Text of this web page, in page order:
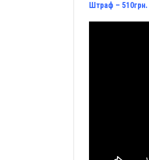
Штраф – 510грн.